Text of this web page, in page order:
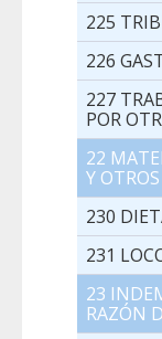
225
226
227
POR
22
Y OTROS
230
231
23
RAZÓN